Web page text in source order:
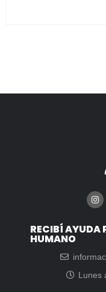
RECIBÍ AYUDA
HUMANO
Lunes